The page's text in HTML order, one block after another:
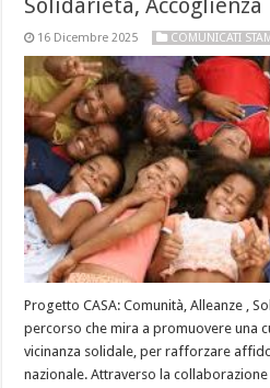
Solidarietà, Accoglienza
16 Dicembre 2025 COMUNICATI
Progetto CASA: Comunità, Alleanze ,
percorso che mira a promuovere una
vicinanza solidale, per rafforzare
nazionale. Attraverso la